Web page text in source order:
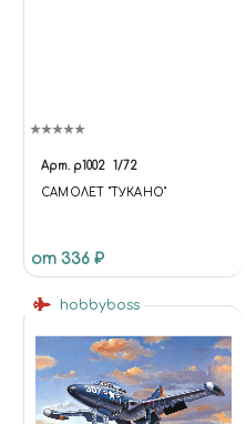
Арт. p1002 1/72
САМОЛЕТ "ТУКАНО"
от 336 ₽
hobbyboss